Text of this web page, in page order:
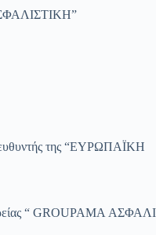
της “ΕΥΡΩΠΑΪΚΗ
“ GROUPAMA